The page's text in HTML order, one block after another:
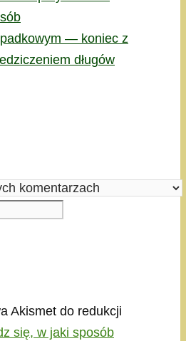
— koniec z
długów
Akismet do redukcji
się, w jaki sposób